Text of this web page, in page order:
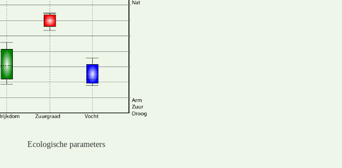
Ecologische parameters